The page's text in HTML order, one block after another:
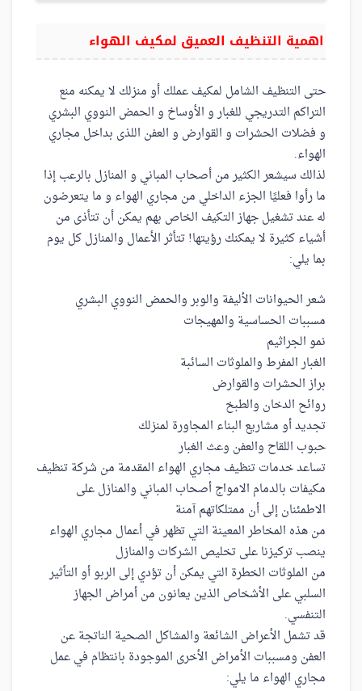
اهمية التنظيف العميق لمكيف الهواء
حتى التنظيف الشامل لمكيف عملك أو منزلك لا يمكنه منع
التراكم التدريجي للغبار و الأوساخ و الحمض النووي البشري
و فضلات الحشرات و القوارض و العفن اللذى بداخل مجاري
الهواء.
لذالك سيشعر الكثير من أصحاب المباني و المنازل بالرعب إذا
ما رأوا فعليًا الجزء الداخلي من مجاري الهواء و ما يتعرضون
له عند تشغيل جهاز التكيف الخاص بهم يمكن أن تتأذى من
أشياء كثيرة لا يمكنك رؤيتها! تتأثر الأعمال والمنازل كل يوم
بما يلي:
شعر الحيوانات الأليفة والوبر والحمض النووي البشري
مسببات الحساسية والمهيجات
نمو الجراثيم
الغبار المفرط والملوثات السائبة
براز الحشرات والقوارض
روائح الدخان والطبخ
تجديد أو مشاريع البناء المجاورة لمنزلك
حبوب اللقاح والعفن وعث الغبار
تساعد خدمات تنظيف مجاري الهواء المقدمة من شركة تنظيف
مكيفات بالدمام الامواج أصحاب المباني والمنازل على
الاطمئنان إلى أن ممتلكاتهم آمنة
من هذه المخاطر المعينة التي تظهر في أعمال مجاري الهواء
ينصب تركيزنا على تخليص الشركات والمنازل
من الملوثات الخطرة التي يمكن أن تؤدي إلى الربو أو التأثير
السلبي على الأشخاص الذين يعانون من أمراض الجهاز
التنفسي.
قد تشمل الأعراض الشائعة والمشاكل الصحية الناتجة عن
العفن ومسببات الأمراض الأخرى الموجودة بانتظام في عمل
مجاري الهواء ما يلي: